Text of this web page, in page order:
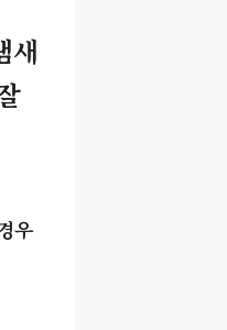
새
우